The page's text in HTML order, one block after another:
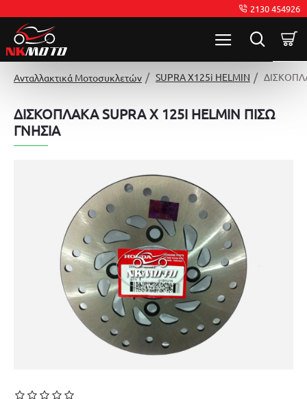
2130 454926
Ανταλλακτικά Μοτοσυκλετών SUPRA X125i HELMIN
ΔΙΣΚΟΠΛΑΚΑ SUPRA X 125I HELMIN ΠΙΣΩ
ΓΝΗΣΙΑ